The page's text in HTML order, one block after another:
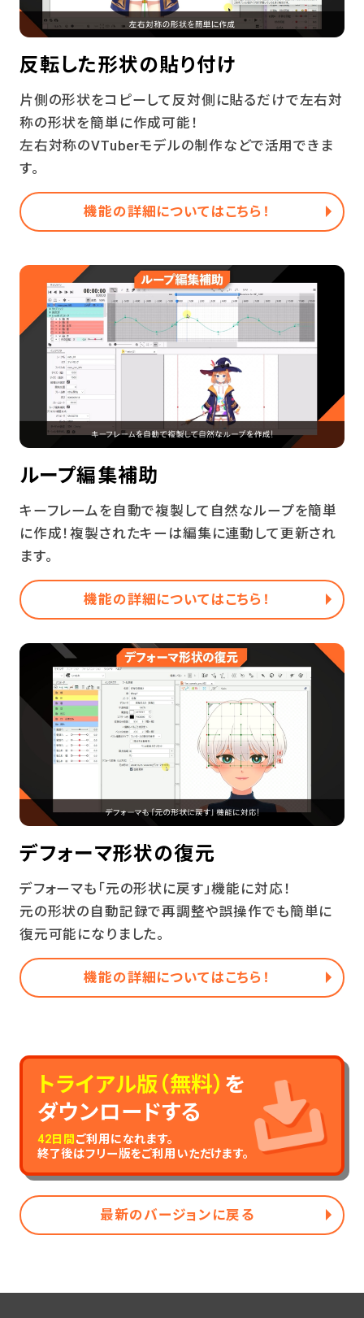
反転した形状の貼り付け
片側の形状をコピーして反対側に貼るだけで左右対
称の形状を簡単に作成可能！
左右対称のVTuberモデルの制作などで活用できま
す。
機能の詳細についてはこちら！
ループ編集補助
キーフレームを自動で複製して自然なループを簡単
に作成！複製されたキーは編集に連動して更新され
ます。
機能の詳細についてはこちら！
デフォーマ形状の復元
デフォーマも「元の形状に戻す」機能に対応！
元の形状の自動記録で再調整や誤操作でも簡単に
復元可能になりました。
機能の詳細についてはこちら！
トライアル版（無料） を
ダウンロードする
42日間 ご利用になれます。
終了後はフリー版をご利用いただけます。
最新のバージョンに戻る